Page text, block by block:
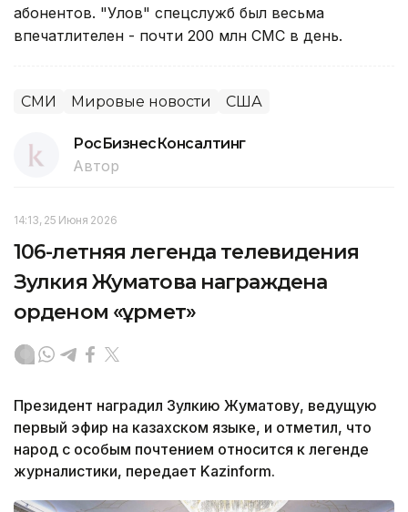
абонентов. "Улов" спецслужб был весьма
впечатлителен - почти 200 млн СМС в день.
СМИ Мировые новости США
РосБизнесКонсалтинг
Автор
14:13, 25 Июня 2026
106-летняя легенда телевидения
Зулкия Жуматова награждена
орденом «Құрмет»
Президент наградил Зулкию Жуматову, ведущую
первый эфир на казахском языке, и отметил, что
народ с особым почтением относится к легенде
журналистики, передает Kazinform.